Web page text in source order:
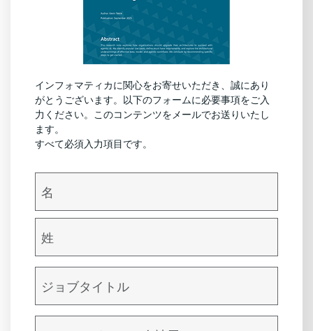
インフォマティカに関心をお寄せいただき、誠にあり
がとうございます。以下のフォームに必要事項をご入
力ください。このコンテンツをメールでお送りいたし
ます。
すべて必須入力項目です。